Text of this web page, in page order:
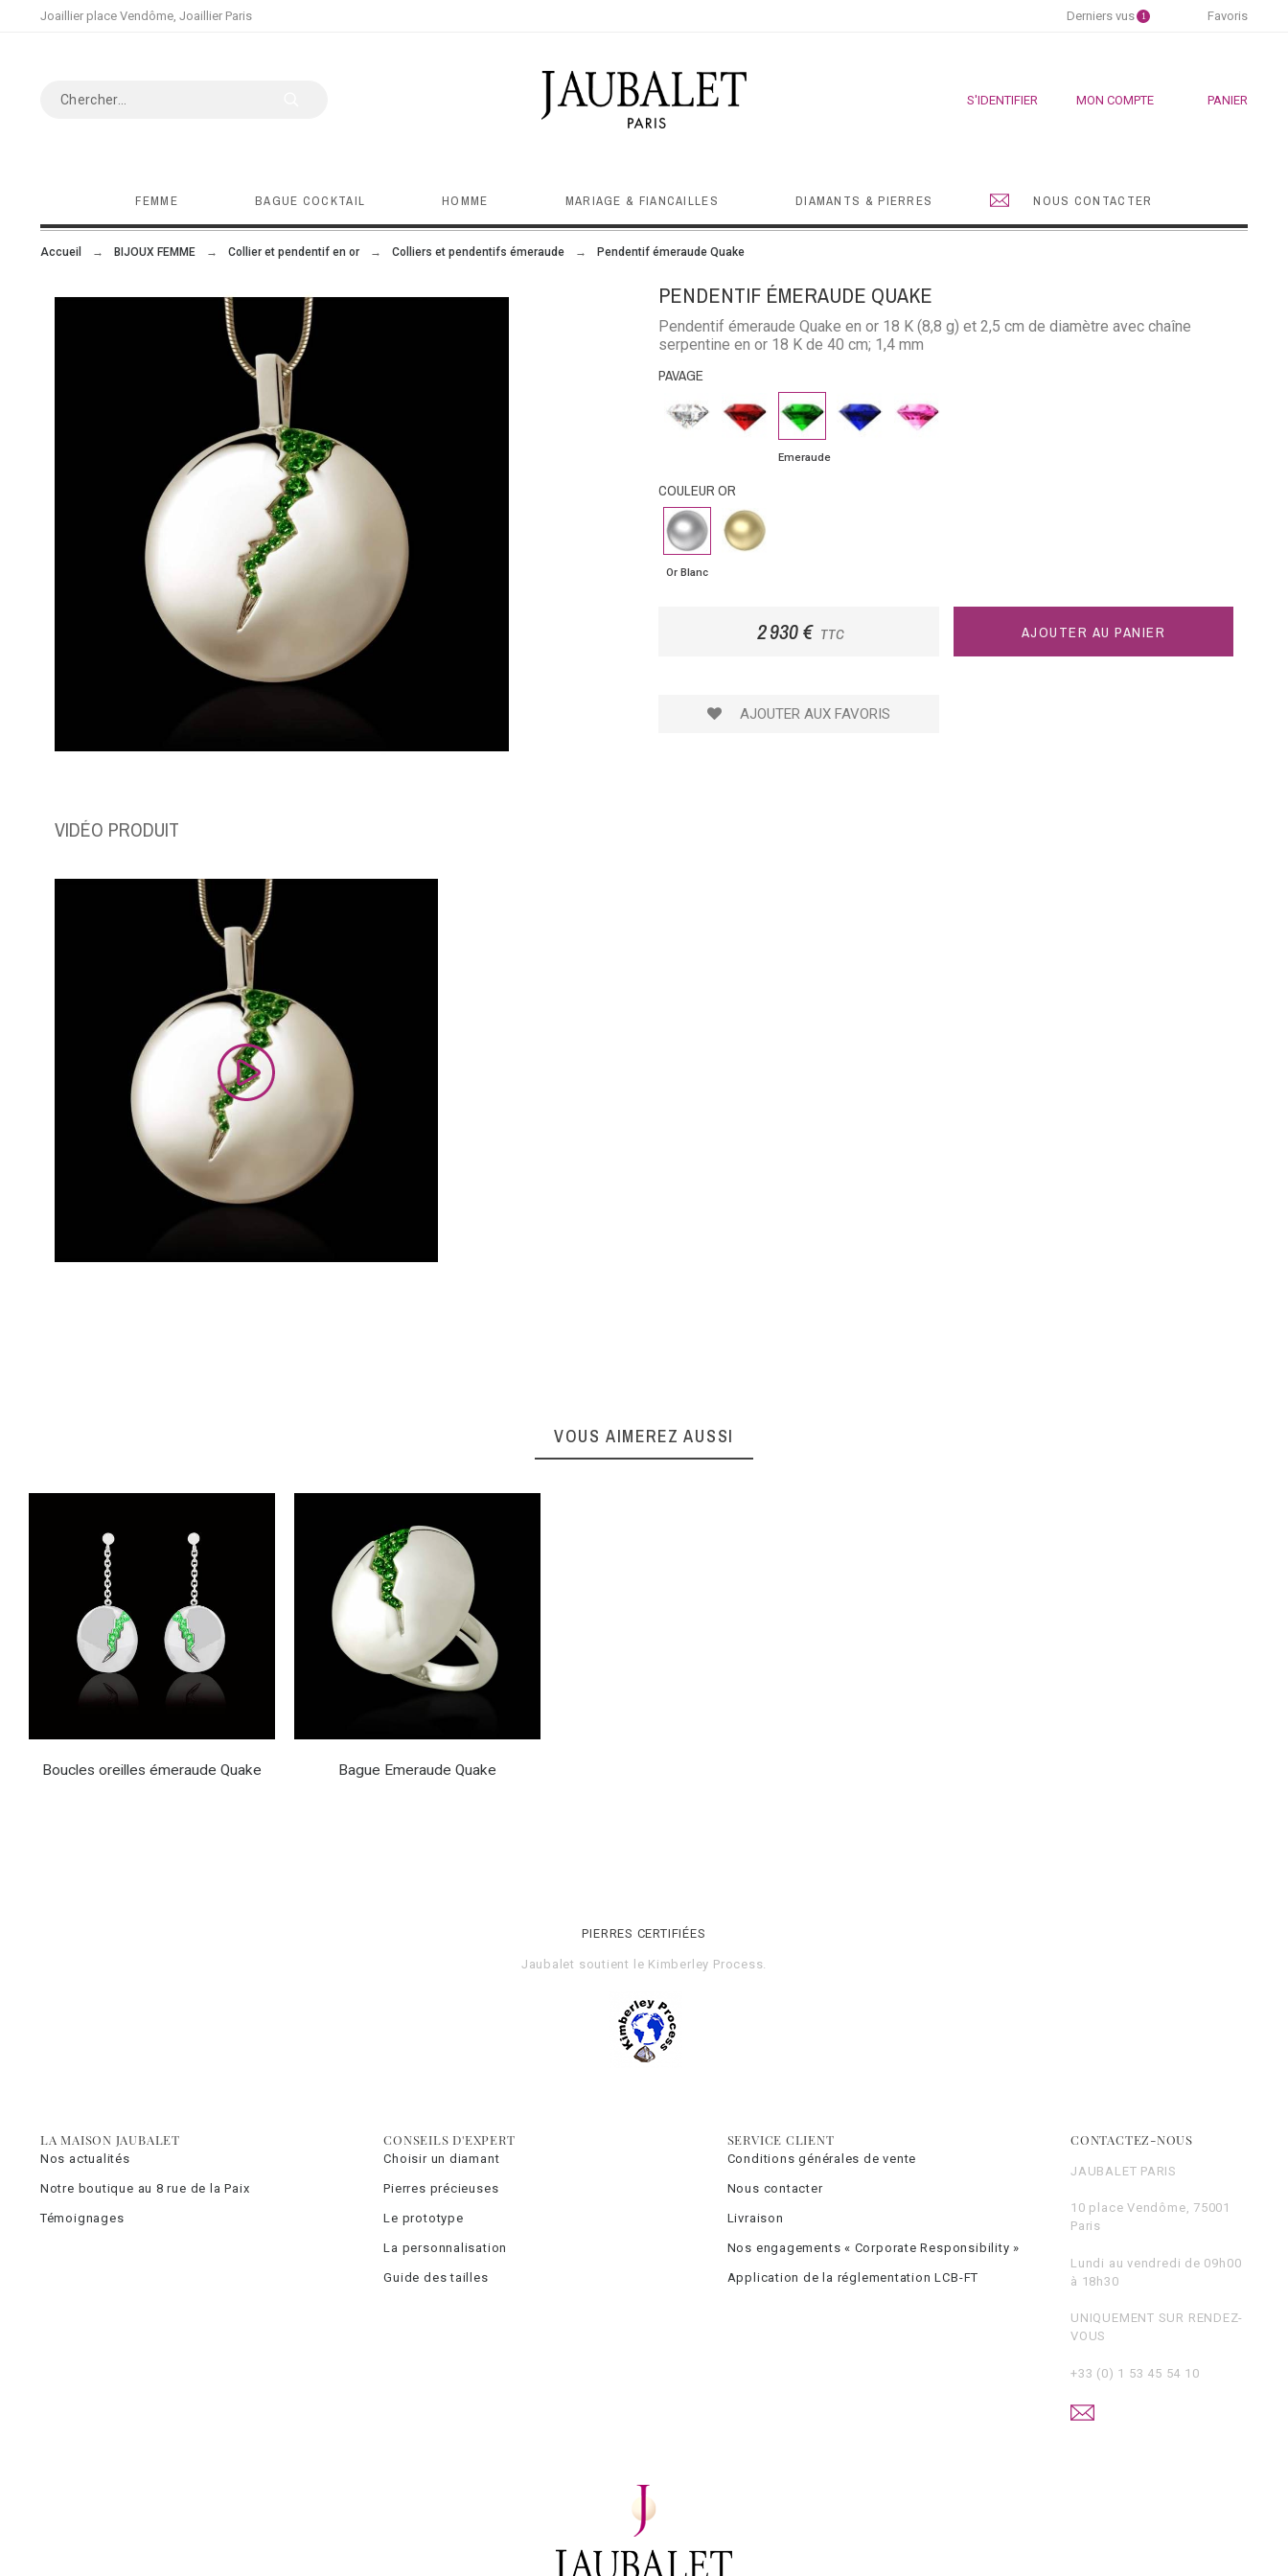
Joaillier place Vendôme, Joaillier Paris Derniers vus 1 Favoris
S'IDENTIFIER MON COMPTE PANIER
FEMME BAGUE COCKTAIL HOMME MARIAGE & FIANCAILLES DIAMANTS & PIERRES NOUS CONTACTER
Accueil BIJOUX FEMME Collier et pendentif en or Colliers et pendentifs émeraude Pendentif émeraude Quake
VIDÉO PRODUIT
PENDENTIF ÉMERAUDE QUAKE
Pendentif émeraude Quake en or 18 K (8,8 g) et 2,5 cm de diamètre avec chaîne
serpentine en or 18 K de 40 cm; 1,4 mm
PAVAGE
Diamant Rubis Emeraude
Emeraude
Saphir
bleu
Saphir
rose
COULEUR OR
Or
Blanc
Or Blanc
Or
Jaune
2 930 € TTC AJOUTER AU PANIER
AJOUTER AUX FAVORIS
VOUS AIMEREZ AUSSI
Boucles oreilles émeraude Quake Bague Emeraude Quake
PIERRES CERTIFIÉES
Jaubalet soutient le Kimberley Process
LA MAISON JAUBALET
Nos actualités
Notre boutique au 8 rue de la Paix
Témoignages
CONSEILS D'EXPERT
Choisir un diamant
Pierres précieuses
Le prototype
La personnalisation
Guide des tailles
SERVICE CLIENT
Conditions générales de vente
Nous contacter
Livraison
Nos engagements « Corporate Responsibility »
Application de la réglementation LCB-FT
CONTACTEZ-NOUS
JAUBALET PARIS
10 place Vendôme, 75001
Paris
Lundi au vendredi de 09h00
à 18h30
UNIQUEMENT SUR RENDEZ-
VOUS
+33 (0) 1 53 45 54 10